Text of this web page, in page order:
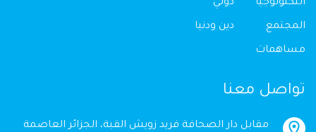
التكنولوجيا
المجتمع
مساهمات
دولي
دين ودنيا
تواصل معنا
مقابل دار الصحافة فريد زويش القبة، الجزائر العاصمة